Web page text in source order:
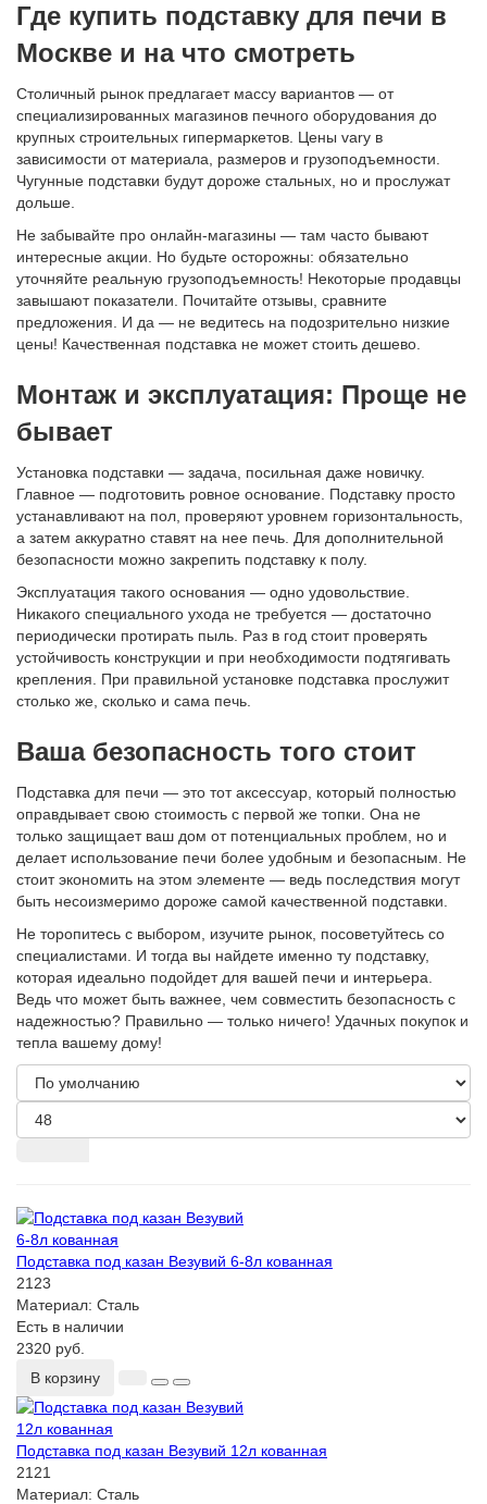
Где купить подставку для печи в
Москве и на что смотреть
Столичный рынок предлагает массу вариантов — от
специализированных магазинов печного оборудования до
крупных строительных гипермаркетов. Цены vary в
зависимости от материала, размеров и грузоподъемности.
Чугунные подставки будут дороже стальных, но и прослужат
дольше.
Не забывайте про онлайн-магазины — там часто бывают
интересные акции. Но будьте осторожны: обязательно
уточняйте реальную грузоподъемность! Некоторые продавцы
завышают показатели. Почитайте отзывы, сравните
предложения. И да — не ведитесь на подозрительно низкие
цены! Качественная подставка не может стоить дешево.
Монтаж и эксплуатация: Проще не
бывает
Установка подставки — задача, посильная даже новичку.
Главное — подготовить ровное основание. Подставку просто
устанавливают на пол, проверяют уровнем горизонтальность,
а затем аккуратно ставят на нее печь. Для дополнительной
безопасности можно закрепить подставку к полу.
Эксплуатация такого основания — одно удовольствие.
Никакого специального ухода не требуется — достаточно
периодически протирать пыль. Раз в год стоит проверять
устойчивость конструкции и при необходимости подтягивать
крепления. При правильной установке подставка прослужит
столько же, сколько и сама печь.
Ваша безопасность того стоит
Подставка для печи — это тот аксессуар, который полностью
оправдывает свою стоимость с первой же топки. Она не
только защищает ваш дом от потенциальных проблем, но и
делает использование печи более удобным и безопасным. Не
стоит экономить на этом элементе — ведь последствия могут
быть несоизмеримо дороже самой качественной подставки.
Не торопитесь с выбором, изучите рынок, посоветуйтесь со
специалистами. И тогда вы найдете именно ту подставку,
которая идеально подойдет для вашей печи и интерьера.
Ведь что может быть важнее, чем совместить безопасность с
надежностью? Правильно — только ничего! Удачных покупок и
тепла вашему дому!
Подставка под казан Везувий 6-8л кованная
2123
Материал: Сталь
Есть в наличии
2320 руб.
В корзину
Подставка под казан Везувий 12л кованная
2121
Материал: Сталь